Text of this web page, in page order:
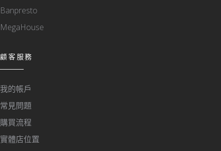
Banpresto
MegaHouse
顧客服務
我的帳戶
常見問題
購買流程
實體店位置